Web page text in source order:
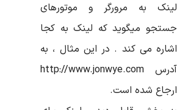
به مرورگر و موتورهای
میگوید که لینک به کجا
می کند . در این مثال ، به
آدرس http://www.jonwye.com
شده است.